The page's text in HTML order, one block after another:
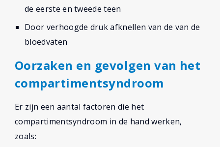
de eerste en tweede teen
Door verhoogde druk afknellen van de van de
bloedvaten
Oorzaken en gevolgen van het
compartimentsyndroom
Er zijn een aantal factoren die het
compartimentsyndroom in de hand werken,
zoals: